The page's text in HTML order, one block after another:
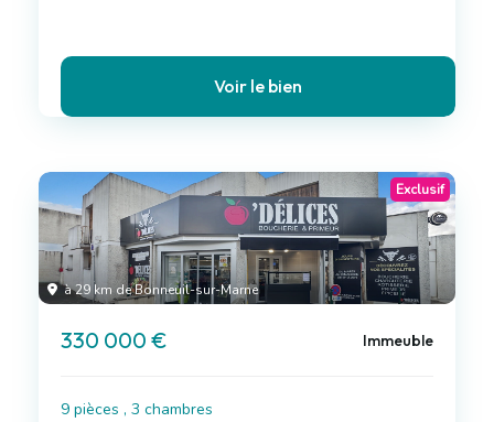
Voir le bien
à 29 km de Bonneuil-sur-Marne
Exclusif
330 000 € Immeuble
9 pièces , 3 chambres